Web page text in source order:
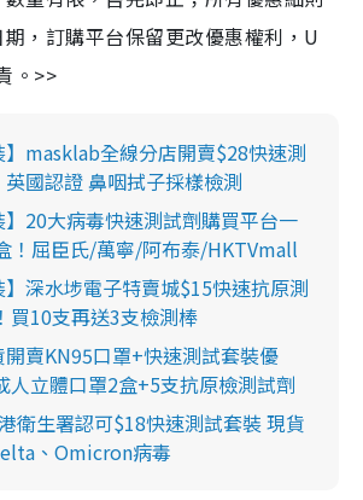
，訂購平台保留更改優惠權利，U
。>>
】masklab全線分店開賣$28快速測
國認證 鼻咽拭子採樣檢測
】20大病毒快速測試劑購買平台一
！屈臣氏/萬寧/阿布泰/HKTVmall
】深水埗電子特賣城$15快速抗原測
買10支再送3支檢測棒
賣KN95口罩+快速測試套裝優
人立體口罩2盒+5支抗原檢測試劑
衛生署認可$18快速測試套裝 現貨
、Omicron病毒